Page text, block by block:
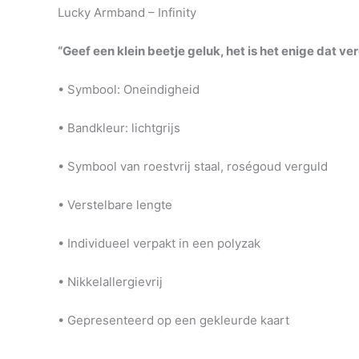
Lucky Armband – Infinity
“Geef een klein beetje geluk, het is het enige dat
• Symbool: Oneindigheid
• Bandkleur: lichtgrijs
• Symbool van roestvrij staal, roségoud verguld
• Verstelbare lengte
• Individueel verpakt in een polyzak
• Nikkelallergievrij
• Gepresenteerd op een gekleurde kaart